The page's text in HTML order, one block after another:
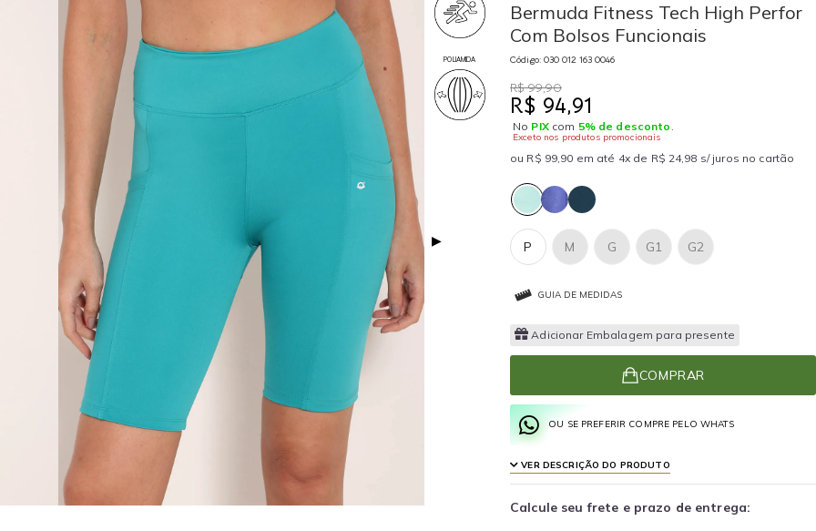
▶
POLIAMIDA
Bermuda Fitness Tech High Perfor
Com Bolsos Funcionais
Código: 030 012 163 0046
R$ 99,90
R$ 94,91
No PIXcom 5% de desconto .
Exceto nos produtos promocionais
ou R$ 99,90 em até 4x de R$ 24,98 s/ juros no cartão
P M G G1 G2
GUIA DE MEDIDAS
Adicionar Embalagem para presente
COMPRAR
OU SE PREFERIR COMPRE PELO WHATS
VER DESCRIÇÃO DO PRODUTO
Calcule seu frete e prazo de entrega: